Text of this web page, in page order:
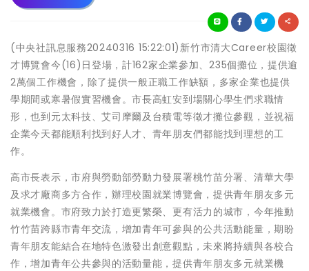
(中央社訊息服務20240316 15:22:01)新竹市清大Career校園徵
才博覽會今(16)日登場，計162家企業參加、235個攤位，提供逾
2萬個工作機會，除了提供一般正職工作缺額，多家企業也提供
學期間或寒暑假實習機會。市長高虹安到場關心學生們求職情
形，也到元太科技、艾司摩爾及台積電等徵才攤位參觀，並祝福
企業今天都能順利找到好人才、青年朋友們都能找到理想的工
作。
高市長表示，市府與勞動部勞動力發展署桃竹苗分署、清華大學
及求才廠商多方合作，辦理校園就業博覽會，提供青年朋友多元
就業機會。市府致力於打造更繁榮、更有活力的城市，今年推動
竹竹苗跨縣市青年交流，增加青年可參與的公共活動能量，期盼
青年朋友能結合在地特色激發出創意觀點，未來將持續與各校合
作，增加青年公共參與的活動量能，提供青年朋友多元就業機